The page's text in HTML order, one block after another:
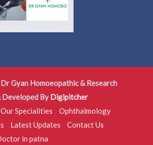
Gyan Homoeopathic & Research
Developed By Digipitcher
Our Specialities
Ophthalmology
Latest Updates
Contact Us
in patna